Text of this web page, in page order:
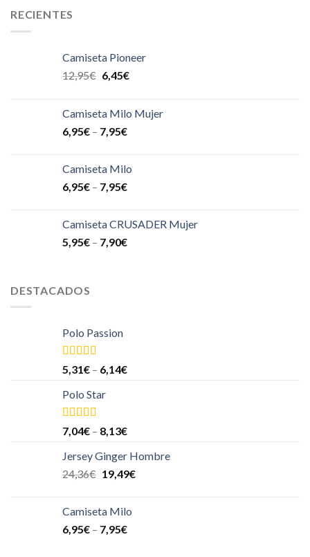
RECIENTES
Camiseta Pioneer
12,95€ 6,45€
Camiseta Milo Mujer
6,95€ – 7,95€
Camiseta Milo
6,95€ – 7,95€
Camiseta CRUSADER Mujer
5,95€ – 7,90€
DESTACADOS
Polo Passion
Valorado
en
de
5
5,31€ – 6,14€
Polo Star
Valorado
en
de
5
7,04€ – 8,13€
Jersey Ginger Hombre
24,36€ 19,49€
Camiseta Milo
6,95€ – 7,95€